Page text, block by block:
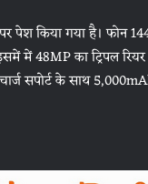
पेश किया गया है। फोन
में 48MP का ट्रिपल
सपोर्ट के साथ